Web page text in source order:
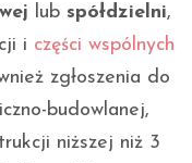
lub spółdzielni,
i części wspólnych
zgłoszenia do
budowlanej,
niższej niż 3